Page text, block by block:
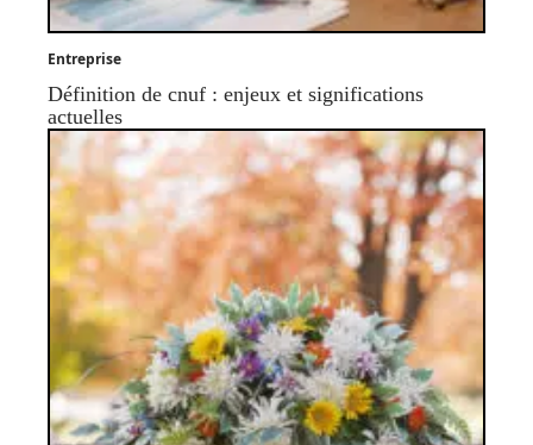
Entreprise
Définition de cnuf : enjeux et significations
actuelles